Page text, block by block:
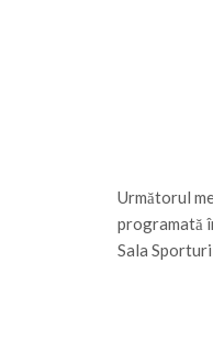
Următorul
programată
Sala